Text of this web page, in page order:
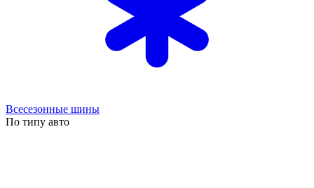
Всесезонные шины
По типу авто